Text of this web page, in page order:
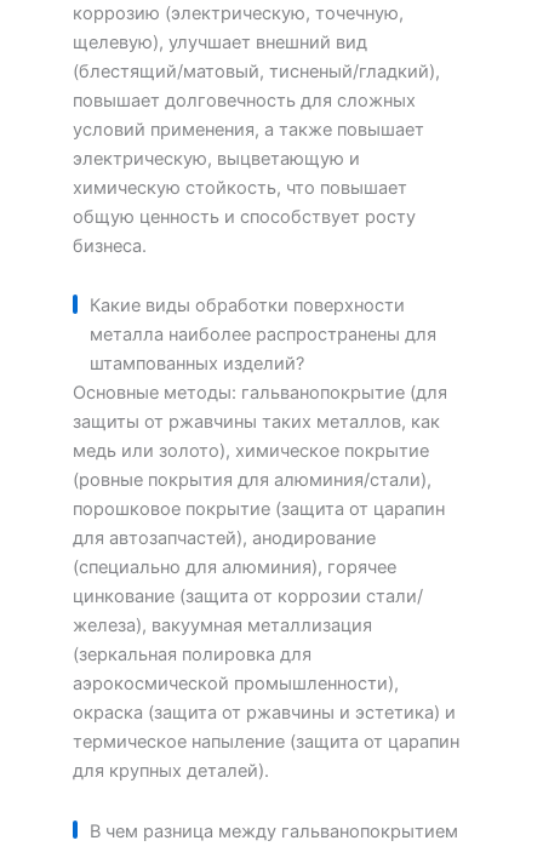
коррозию (электрическую, точечную,
щелевую), улучшает внешний вид
(блестящий/матовый, тисненый/гладкий),
повышает долговечность для сложных
условий применения, а также повышает
электрическую, выцветающую и
химическую стойкость, что повышает
общую ценность и способствует росту
бизнеса.
Какие виды обработки поверхности
металла наиболее распространены для
штампованных изделий?
Основные методы: гальванопокрытие (для
защиты от ржавчины таких металлов, как
медь или золото), химическое покрытие
(ровные покрытия для алюминия/стали),
порошковое покрытие (защита от царапин
для автозапчастей), анодирование
(специально для алюминия), горячее
цинкование (защита от коррозии стали/
железа), вакуумная металлизация
(зеркальная полировка для
аэрокосмической промышленности),
окраска (защита от ржавчины и эстетика) и
термическое напыление (защита от царапин
для крупных деталей).
В чем разница между гальванопокрытием